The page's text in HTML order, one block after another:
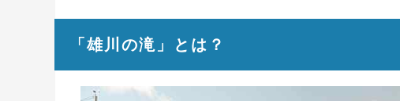
「雄川の滝」とは？